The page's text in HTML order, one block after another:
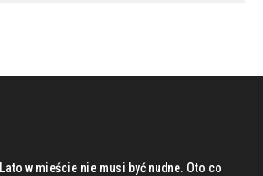
Lato w mieście nie musi być nudne. Oto co